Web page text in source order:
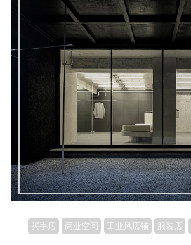
买手店 商业空间 工业风店铺 服装店